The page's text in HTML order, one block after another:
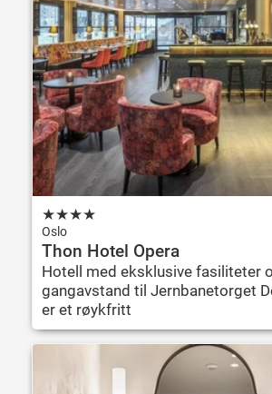
★★★★
Oslo
Thon Hotel Opera
Hotell med eksklusive fasiliteter
gangavstand til Jernbanetorget
er et røykfritt